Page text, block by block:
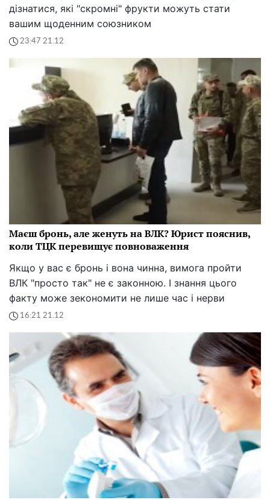
дізнатися, які "скромні" фрукти можуть стати
вашим щоденним союзником
23:47 21.12
Маєш бронь, але женуть на ВЛК? Юрист пояснив,
коли ТЦК перевищує повноваження
Якщо у вас є бронь і вона чинна, вимога пройти
ВЛК "просто так" не є законною. І знання цього
факту може зекономити не лише час і нерви
16:21 21.12